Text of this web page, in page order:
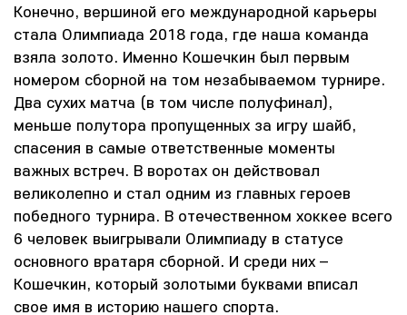
Конечно, вершиной его международной карьеры
стала Олимпиада 2018 года, где наша команда
взяла золото. Именно Кошечкин был первым
номером сборной на том незабываемом турнире.
Два сухих матча (в том числе полуфинал),
меньше полутора пропущенных за игру шайб,
спасения в самые ответственные моменты
важных встреч. В воротах он действовал
великолепно и стал одним из главных героев
победного турнира. В отечественном хоккее всего
6 человек выигрывали Олимпиаду в статусе
основного вратаря сборной. И среди них –
Кошечкин, который золотыми буквами вписал
свое имя в историю нашего спорта.